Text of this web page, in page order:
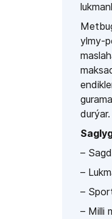
ylmy-
durýar.
–
–
–
– Milli